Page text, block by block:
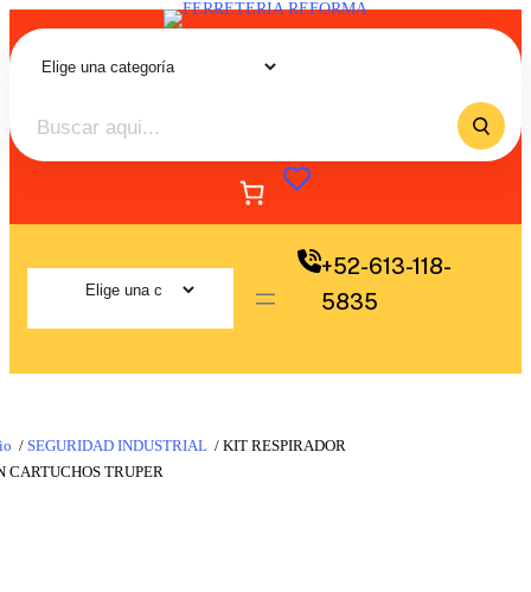
+52-613-118-
5835
/ SEGURIDAD INDUSTRIAL / KIT RESPIRADOR
CARTUCHOS TRUPER